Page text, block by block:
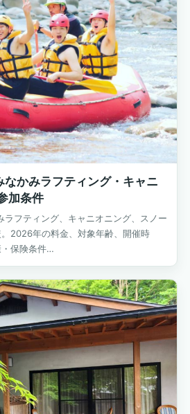
かみラフティング・キャニ
加条件
フティング、キャニオニング、スノー
2026年の料金、対象年齢、開催時
保険条件…